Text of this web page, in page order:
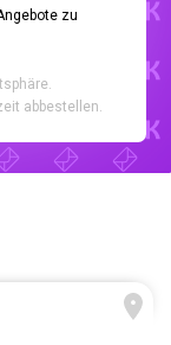
zu
abbestellen.